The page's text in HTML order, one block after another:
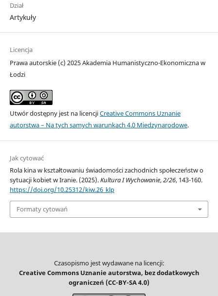
Dział
Artykuły
Licencja
Prawa autorskie (c) 2025 Akademia Humanistyczno-Ekonomiczna w
Łodzi
Utwór dostępny jest na licencjiCreative Commons Uznanie
autorstwa – Na tych samych warunkach 4.0 Miedzynarodowe.
Jak cytować
Rola kina w kształtowaniu świadomości zachodnich społeczeństw o
sytuacji kobiet w Iranie. (2025).Kultura I Wychowanie,2/26, 143-160.
https://doi.org/10.25312/kiw.26_klp
Formaty cytowań
Czasopismo jest wydawane na licencji:
Creative Commons Uznanie autorstwa, bez dodatkowych
ograniczeń (CC-BY-SA 4.0)